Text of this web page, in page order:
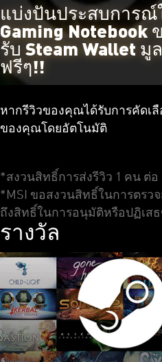
แบ่งปันประสบการณ์
Gaming Notebook
รับ Steam Wallet มู
ฟรีๆ!!
หากรีวิวของคุณได้รับการคัดเลื
ของคุณโดยอัตโนมัติ
*สงวนสิทธิ์การส่งรีวิว 1 คน ต่อ
*MSI ขอสงวนสิทธิ์ในการตรว
ถึงสิทธิ์ในการอนุมัติหรือปฏิเส
รางวัล